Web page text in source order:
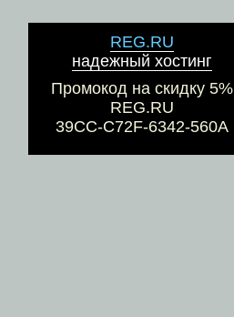
REG.RU
надежный хостинг
Промокод на скидку 5%
REG.RU
39CC-C72F-6342-560A